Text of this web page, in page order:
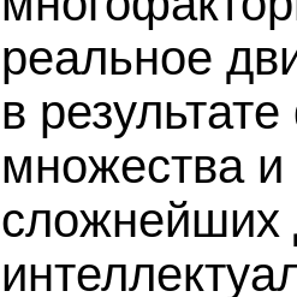
реальное
в
множества и
сложнейших